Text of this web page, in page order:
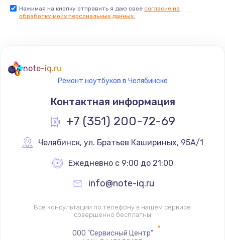
Заказать
Замена северного моста
1950 руб.
Заказать
Ремонт цепей питания
660 руб.
Заказать
Нажимая на кнопку отправить я даю свое согласие на
обработку моих персональных данных.
note-iq.ru
Ремонт ноутбуков в Челябинске
Контактная информация
+7 (351) 200-72-69
Челябинск, ул. Братьев Кашириных, 95А/1
Ежедневно с 9:00 до 21:00
info@note-iq.ru
Все консультации по телефону в нашем сервисе
совершенно бесплатны
ООО "Сервисный Центр"